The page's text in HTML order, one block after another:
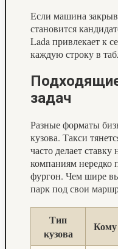
Если машина
становится
Lada привлекает к
каждую строку в
задач
Разные форматы
кузова. Такси
часто делает
компаниям нередко
фургон. Чем шире
парк под свои
Тип
кузова
Кому